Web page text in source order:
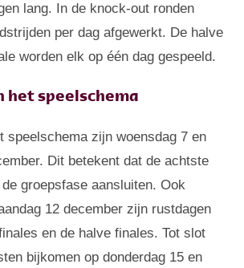
lang. In de knock-out ronden
per dag afgewerkt. De halve
worden elk op één dag gespeeld.
het speelschema
speelschema zijn woensdag 7 en
Dit betekent dat de achtste
groepsfase aansluiten. Ook
12 december zijn rustdagen
en de halve finales. Tot slot
bijkomen op donderdag 15 en